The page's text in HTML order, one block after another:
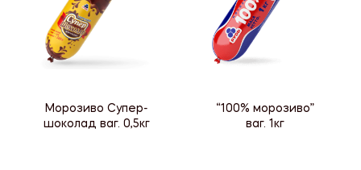
Морозиво Супер-
шоколад ваг. 0,5кг
“100% морозиво”
ваг. 1кг